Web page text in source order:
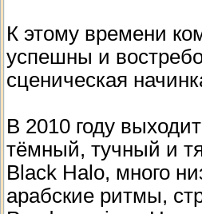
К этому времени
успешны и
сценическая
В 2010 году
тёмный, тучный и
Black Halo, много
арабские ритмы,